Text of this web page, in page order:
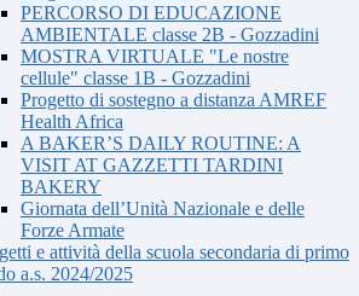
PERCORSO DI EDUCAZIONE
AMBIENTALE classe 2B - Gozzadini
MOSTRA VIRTUALE "Le nostre
cellule" classe 1B - Gozzadini
Progetto di sostegno a distanza AMREF
Health Africa
A BAKER’S DAILY ROUTINE: A
VISIT AT GAZZETTI TARDINI
BAKERY
Giornata dell’Unità Nazionale e delle
Forze Armate
e attività della scuola secondaria di primo
a.s. 2024/2025